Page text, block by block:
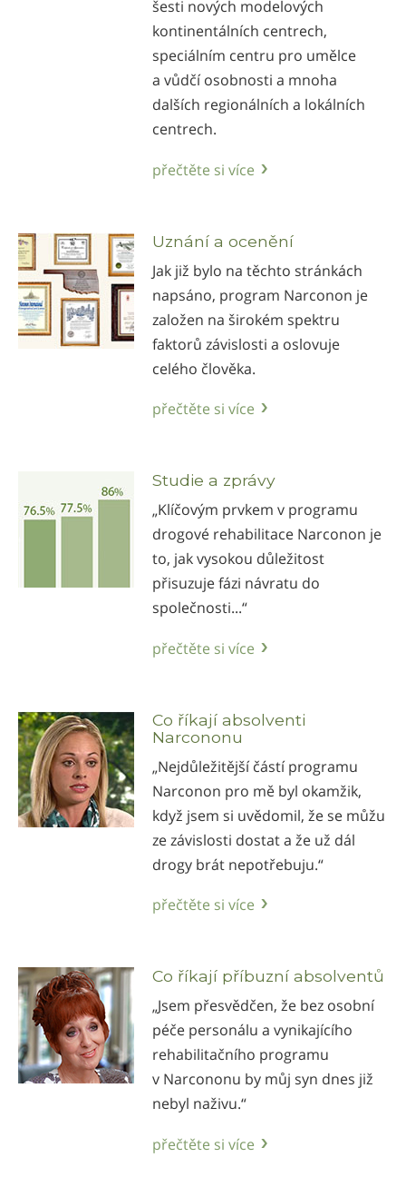
šesti nových modelových
kontinentálních centrech,
speciálním centru pro umělce
a vůdčí osobnosti a mnoha
dalších regionálních a lokálních
centrech.
přečtěte si více
Uznání a ocenění
Jak již bylo na těchto stránkách
napsáno, program Narconon je
založen na širokém spektru
faktorů závislosti a oslovuje
celého člověka.
přečtěte si více
Studie a zprávy
„Klíčovým prvkem v programu
drogové rehabilitace Narconon je
to, jak vysokou důležitost
přisuzuje fázi návratu do
společnosti...“
přečtěte si více
Co říkají absolventi
Narcononu
„Nejdůležitější částí programu
Narconon pro mě byl okamžik,
když jsem si uvědomil, že se můžu
ze závislosti dostat a že už dál
drogy brát nepotřebuju.“
přečtěte si více
Co říkají příbuzní absolventů
„Jsem přesvědčen, že bez osobní
péče personálu a vynikajícího
rehabilitačního programu
v Narcononu by můj syn dnes již
nebyl naživu.“
přečtěte si více